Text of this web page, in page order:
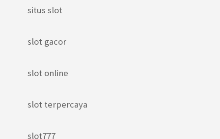
situs slot
slot gacor
slot online
slot terpercaya
slot777